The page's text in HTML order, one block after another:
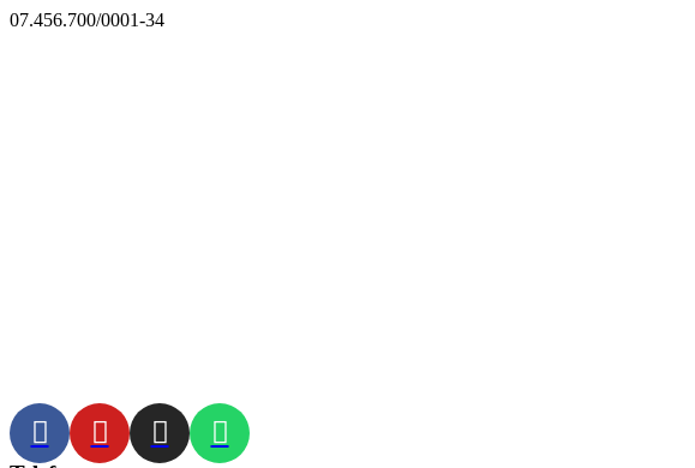
07.456.700/0001-34